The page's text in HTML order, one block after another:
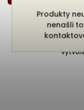
Produkty
nenašli
Copyright 2026
Vytvořil